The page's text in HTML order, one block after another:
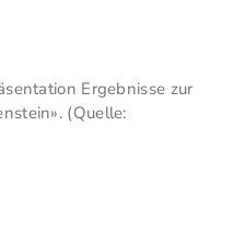
Ergebnisse zur
(Quelle: